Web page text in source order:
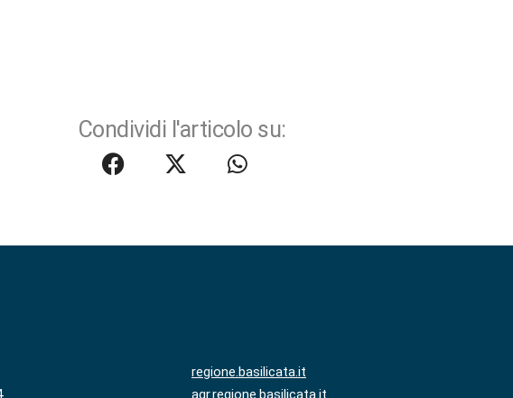
Condividi l'articolo su:
regione.basilicata.it
agr.regione.basilicata.it